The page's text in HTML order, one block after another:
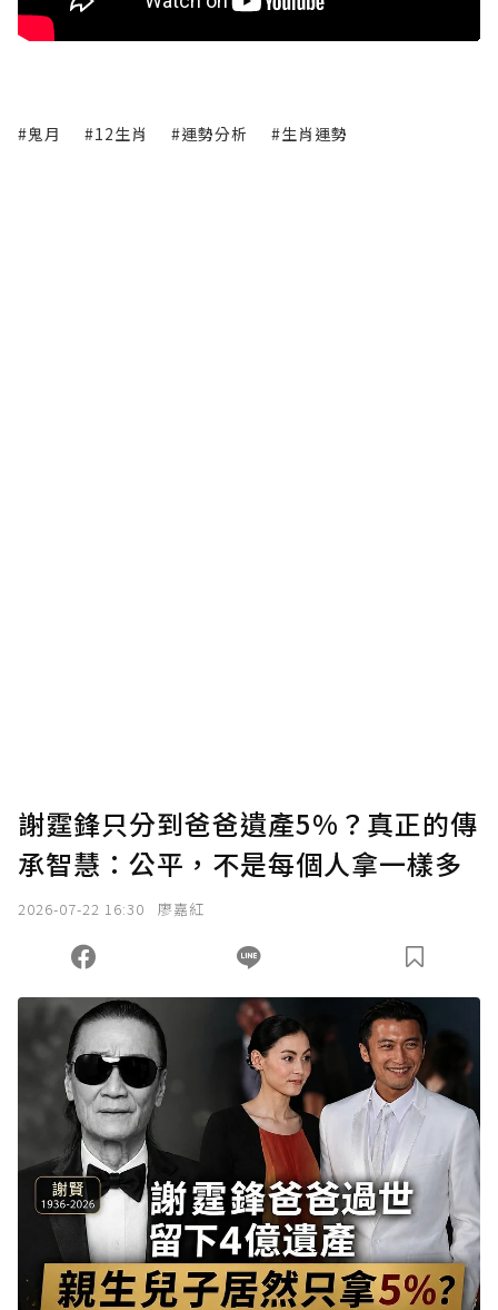
#鬼月 #12生肖 #運勢分析 #生肖運勢
謝霆鋒只分到爸爸遺產5%？真正的傳
承智慧：公平，不是每個人拿一樣多
2026-07-22 16:30 廖嘉紅